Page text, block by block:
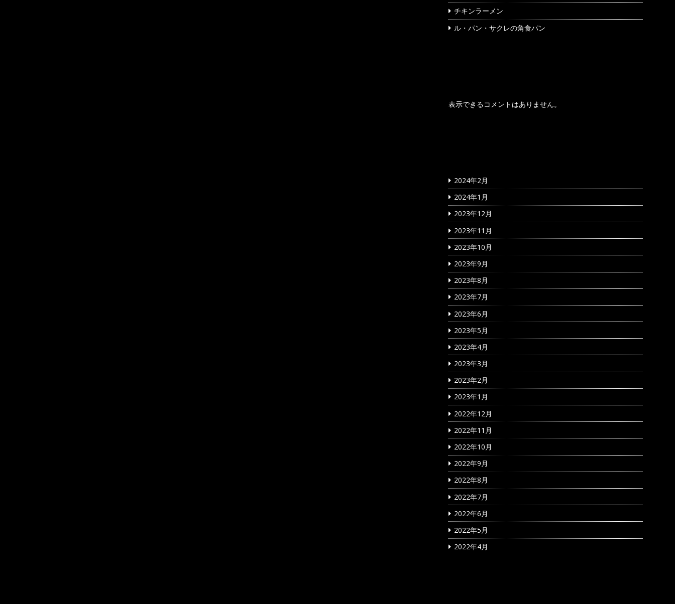
チキンラーメン
ル・パン・サクレの角食パン
表示できるコメントはありません。
2024年2月
2024年1月
2023年12月
2023年11月
2023年10月
2023年9月
2023年8月
2023年7月
2023年6月
2023年5月
2023年4月
2023年3月
2023年2月
2023年1月
2022年12月
2022年11月
2022年10月
2022年9月
2022年8月
2022年7月
2022年6月
2022年5月
2022年4月